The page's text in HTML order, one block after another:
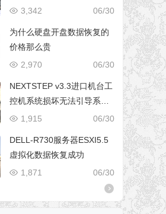
06/30
3,342
为什么硬盘开盘数据恢复的
价格那么贵
06/30
2,970
NEXTSTEP v3.3进口机台工
控机系统损坏无法引导系统
修复成功
06/30
1,915
DELL-R730服务器ESXI5.5
虚拟化数据恢复成功
06/30
1,871